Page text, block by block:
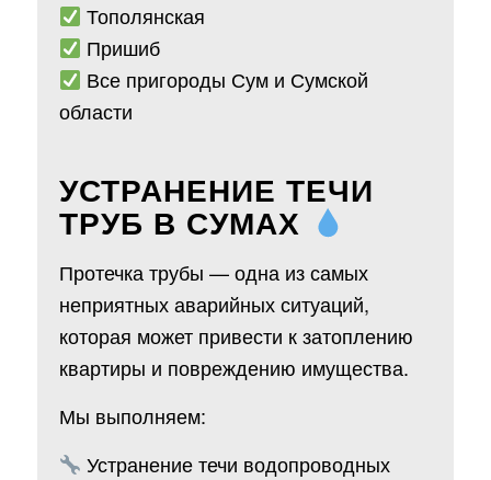
Тополянская
Пришиб
Все пригороды Сум и Сумской
области
УСТРАНЕНИЕ ТЕЧИ
ТРУБ В СУМАХ
Протечка трубы — одна из самых
неприятных аварийных ситуаций,
которая может привести к затоплению
квартиры и повреждению имущества.
Мы выполняем:
Устранение течи водопроводных